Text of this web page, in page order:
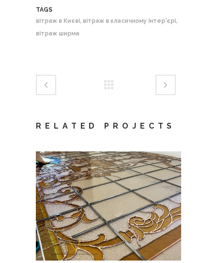
TAGS
вітраж в Києві, вітраж в класичному інтер'єрі,
вітраж ширма
RELATED PROJECTS